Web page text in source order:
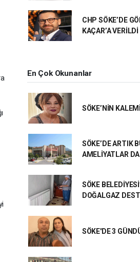
CHP SÖKE’DE
KAÇAR’A VERİLDİ
En Çok Okunanlar
SÖKE’NİN
SÖKE’DE ARTIK
AMELİYATLAR
SÖKE
DOĞALGAZ
SÖKE'DE 3